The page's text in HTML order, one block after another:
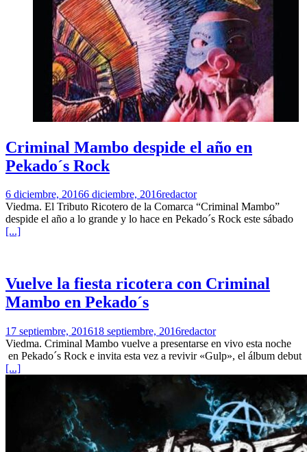
Criminal Mambo despide el año en
Pekado´s Rock
6 diciembre, 20166 diciembre, 2016redactor
Viedma. El Tributo Ricotero de la Comarca “Criminal Mambo”
despide el año a lo grande y lo hace en Pekado´s Rock este sábado
[...]
Vuelve la fiesta ricotera con Criminal
Mambo en Pekado´s
17 septiembre, 201618 septiembre, 2016redactor
Viedma. Criminal Mambo vuelve a presentarse en vivo esta noche
en Pekado´s Rock e invita esta vez a revivir «Gulp», el álbum debut
[...]